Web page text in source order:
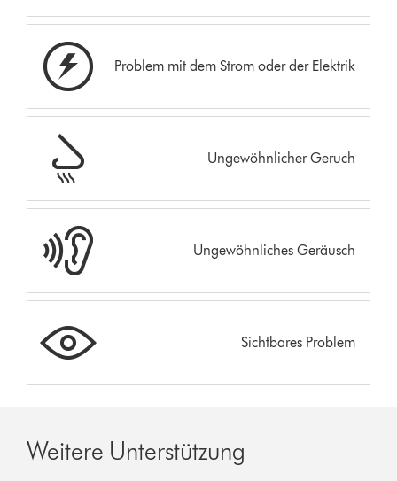
Problem mit dem Strom oder der Elektrik
Ungewöhnlicher Geruch
Ungewöhnliches Geräusch
Sichtbares Problem
Weitere Unterstützung